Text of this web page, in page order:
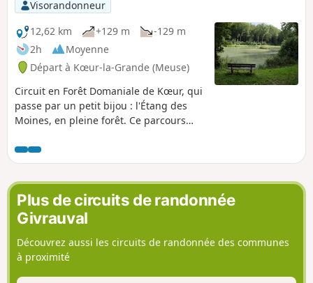
Visorandonneur
12,62 km
+129 m
-129 m
2h
Moyenne
Départ à Kœur-la-Grande (Meuse)
Circuit en Forêt Domaniale de Kœur, qui
passe par un petit bijou : l'Étang des
Moines, en pleine forêt. Ce parcours
Plus de circuits de randonnée
Givrauval
Découvrez aussi les circuits de randonnée des communes
à proximité